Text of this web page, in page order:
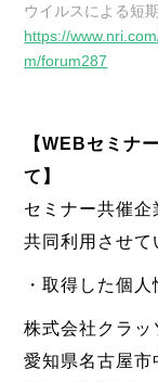
ウイルスによる短
https://
m/forum287
【WEBセミナ
て】
セミナー共催
共同利用させて
・取得した個
株式会社クラッ
愛知県名古屋